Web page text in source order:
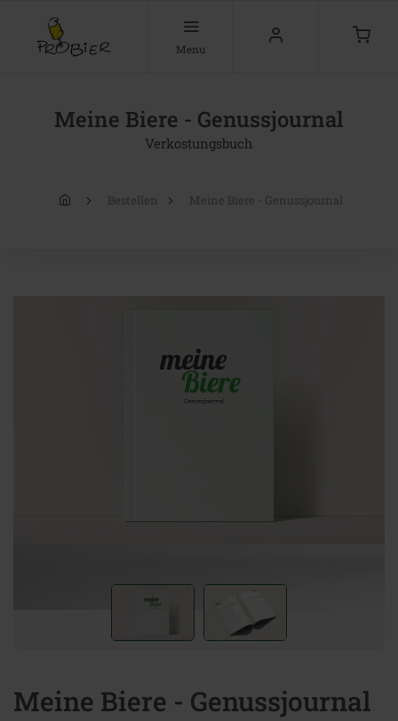
Menu
Meine Biere - Genussjournal
Verkostungsbuch
Bestellen Meine Biere - Genussjournal
Meine Biere - Genussjournal